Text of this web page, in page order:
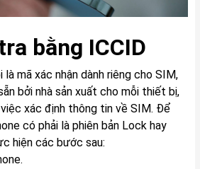
bằng ICCID
là mã xác nhận dành riêng cho SIM,
bởi nhà sản xuất cho mỗi thiết bị,
xác định thông tin về SIM. Để
có phải là phiên bản Lock hay
hiện các bước sau: